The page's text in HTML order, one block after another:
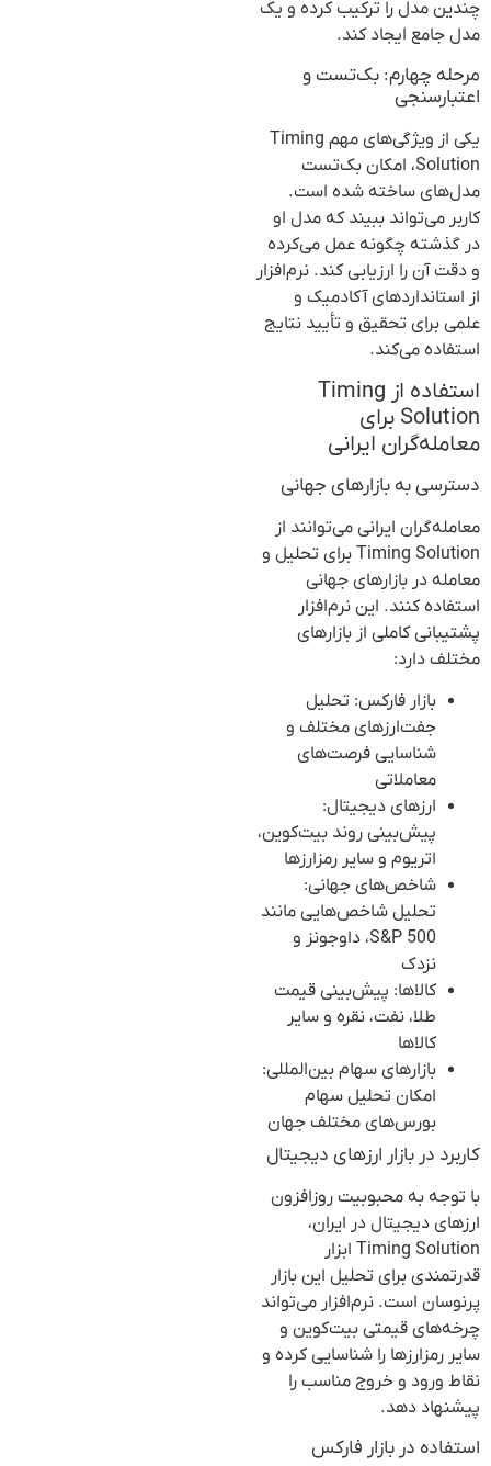
چندین مدل را ترکیب کرده و یک
مدل جامع ایجاد کند.
مرحله چهارم: بک‌تست و
اعتبارسنجی
یکی از ویژگی‌های مهم Timing
Solution، امکان بک‌تست
مدل‌های ساخته شده است.
کاربر می‌تواند ببیند که مدل او
در گذشته چگونه عمل می‌کرده
و دقت آن را ارزیابی کند. نرم‌افزار
از استانداردهای آکادمیک و
علمی برای تحقیق و تأیید نتایج
استفاده می‌کند.
استفاده از Timing
Solution برای
معامله‌گران ایرانی
دسترسی به بازارهای جهانی
معامله‌گران ایرانی می‌توانند از
Timing Solution برای تحلیل و
معامله در بازارهای جهانی
استفاده کنند. این نرم‌افزار
پشتیبانی کاملی از بازارهای
مختلف دارد:
بازار فارکس: تحلیل
جفت‌ارزهای مختلف و
شناسایی فرصت‌های
معاملاتی
ارزهای دیجیتال:
پیش‌بینی روند بیت‌کوین،
اتریوم و سایر رمزارزها
شاخص‌های جهانی:
تحلیل شاخص‌هایی مانند
S&P 500، داوجونز و
نزدک
کالاها: پیش‌بینی قیمت
طلا، نفت، نقره و سایر
کالاها
بازارهای سهام بین‌المللی:
امکان تحلیل سهام
بورس‌های مختلف جهان
کاربرد در بازار ارزهای دیجیتال
با توجه به محبوبیت روزافزون
ارزهای دیجیتال در ایران،
Timing Solution ابزار
قدرتمندی برای تحلیل این بازار
پرنوسان است. نرم‌افزار می‌تواند
چرخه‌های قیمتی بیت‌کوین و
سایر رمزارزها را شناسایی کرده و
نقاط ورود و خروج مناسب را
پیشنهاد دهد.
استفاده در بازار فارکس